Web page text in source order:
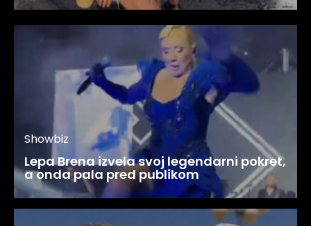
Showbiz
Lepa Brena izvela svoj legendarni pokret,
a onda pala pred publikom